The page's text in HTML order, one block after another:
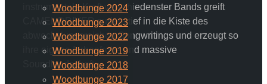
Woodbunge 2024
Woodbunge 2023
Woodbunge 2022
Woodbunge 2019
Woodbunge 2018
Woodbunge 2017
instrumentale Kraft verschiedenster Bands greift
CAMEL DRIVER zudem tief in die Kiste des
abwechslungsreichen Songwritings und erzeugt so
ihre eigene farbenfrohe und massive
Soundlandschaft.